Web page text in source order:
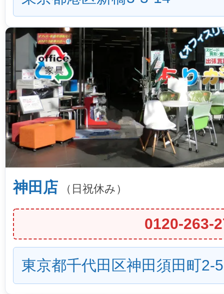
神田店 （日祝休み）
0120-263-
東京都千代田区神田須田町2-